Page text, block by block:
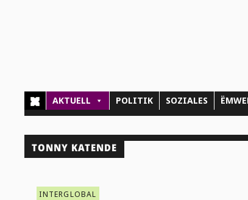
AKTUELL POLITIK SOZIALES
TONNY KATENDE
INTERGLOBAL